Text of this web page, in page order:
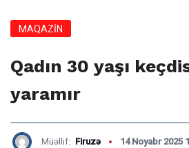
MAQAZİN
Qadın 30 yaşı
yaramır
Müəllif: Firuzə 14 Noyabr 2025